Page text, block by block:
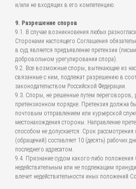
и/или не входящих в его компетенцию.
9. Разрешение споров
9.1. В случае возникновения любых
Сторонами настоящего Соглашения
в суд является предъявление претензии
добровольном урегулировании спора).
9.2. Все возможные споры, вытекающие из
связанные с ним, подлежат разрешению в
законодательством Российской Федерации.
9.3. Споры, не решенные путем переговоров,
претензионном порядке. Претензия должна
почтовым отправлением или курьерской
местонахождения стороны. Направление
способом не допускается. Срок рассмотрения
(обращений) составляет 10 (десять) рабочих
последнего адресатом.
9.4. Признание судом какого-либо положения
недействительным или не подлежащим
влечет недействительности иных положений